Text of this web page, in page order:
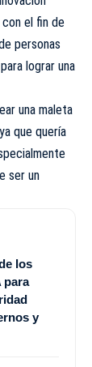
con el fin de
personas
lograr una
una maleta
que quería
ser un
los
para
y